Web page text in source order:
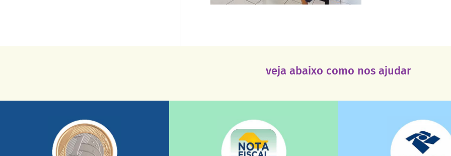
veja abaixo como nos ajudar
saiba mais